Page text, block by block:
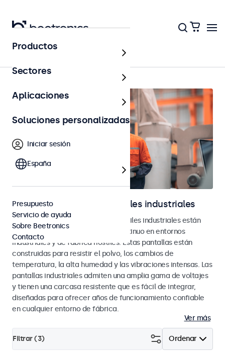
Industrial
Monitores y pantallas táctiles industriales
Nuestros monitores y pantallas táctiles industriales están
diseñados para un rendimiento continuo en entornos
industriales y de fábrica hostiles. Estas pantallas están
construidas para resistir el polvo, los cambios de
temperatura, la alta humedad y las vibraciones intensas. Las
pantallas industriales admiten una amplia gama de voltajes
y tienen una carcasa resistente que es fácil de integrar,
diseñadas para ofrecer años de funcionamiento confiable
en cualquier entorno de fábrica.
Ver más
Ordenar
Filtrar (3)
Productos
Sectores
Aplicaciones
Soluciones personalizadas
Iniciar sesión
España
Presupuesto
Servicio de ayuda
Sobre Beetronics
Contacto